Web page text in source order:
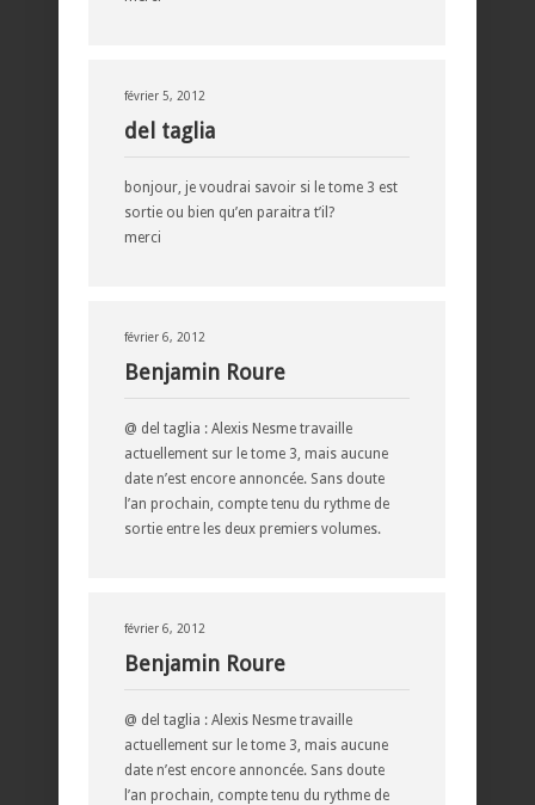
février 5, 2012
del taglia
bonjour, je voudrai savoir si le tome 3 est
sortie ou bien qu’en paraitra t’il?
merci
février 6, 2012
Benjamin Roure
@ del taglia : Alexis Nesme travaille
actuellement sur le tome 3, mais aucune
date n’est encore annoncée. Sans doute
l’an prochain, compte tenu du rythme de
sortie entre les deux premiers volumes.
février 6, 2012
Benjamin Roure
@ del taglia : Alexis Nesme travaille
actuellement sur le tome 3, mais aucune
date n’est encore annoncée. Sans doute
l’an prochain, compte tenu du rythme de